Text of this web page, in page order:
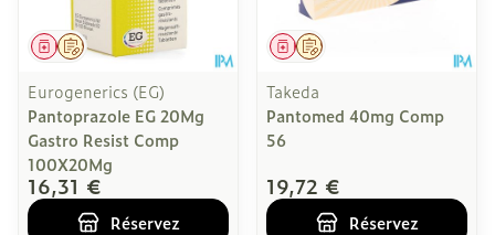
Sur prescription
Médicament
Eurogenerics (EG)
Pantoprazole EG 20Mg
Gastro Resist Comp
100X20Mg
16,31 €
Réservez
Sur prescription
Médicament
Takeda
Pantomed 40mg Comp
56
19,72 €
Réservez